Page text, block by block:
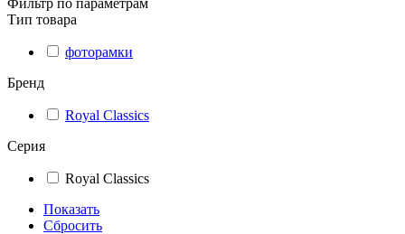
Фильтр по параметрам
Тип товара
фоторамки
Бренд
Royal Classics
Серия
Royal Classics
Показать
Сбросить